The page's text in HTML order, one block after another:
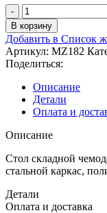
В корзину
Добавить в Список
Артикул: MZ182
Поделиться:
Описание
Детали
Оплата и
Описание
Стол складной
стальной каркас,
Детали
Оплата и доставка